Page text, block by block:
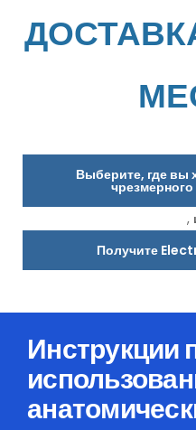
Выберите, где вы
,
Получите
Инструкции